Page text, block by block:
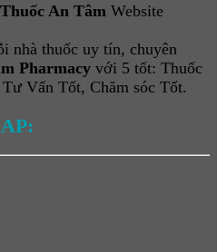
An Tâm Website
nhà thuốc uy tín, chuyên
Pharmacy với 5 tốt: Thuốc
Vấn Tốt, Chăm sóc Tốt.